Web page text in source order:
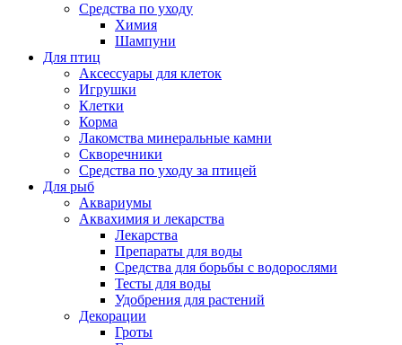
Средства по уходу
Химия
Шампуни
Для птиц
Аксессуары для клеток
Игрушки
Клетки
Корма
Лакомства минеральные камни
Скворечники
Средства по уходу за птицей
Для рыб
Аквариумы
Аквахимия и лекарства
Лекарства
Препараты для воды
Средства для борьбы с водорослями
Тесты для воды
Удобрения для растений
Декорации
Гроты